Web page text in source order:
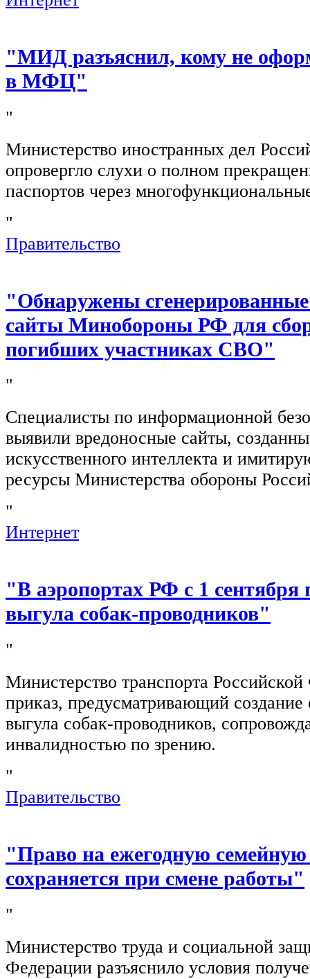
"МИД разъяснил, кому не
в МФЦ"
"
Министерство иностранных дел
опровергло слухи о полном
паспортов через
"
Правительство
"Обнаружены
сайты Минобороны РФ для
погибших участниках СВО"
"
Специалисты по информационной
выявили вредоносные сайты,
искусственного интеллекта и
ресурсы Министерства обороны
"
Интернет
"В аэропортах РФ с 1 сентября
выгула собак-проводников"
"
Министерство транспорта
приказ, предусматривающий создание
выгула собак-проводников,
инвалидностью по зрению.
"
Правительство
"Право на ежегодную
сохраняется при смене работы"
"
Министерство труда и социальной
Федерации разъяснило условия